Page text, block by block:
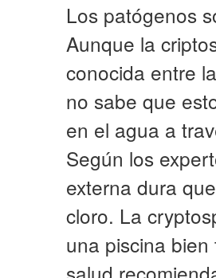
Los patógenos
Aunque la
conocida entre
no sabe que
en el agua a
Según los
externa dura
cloro. La
una piscina